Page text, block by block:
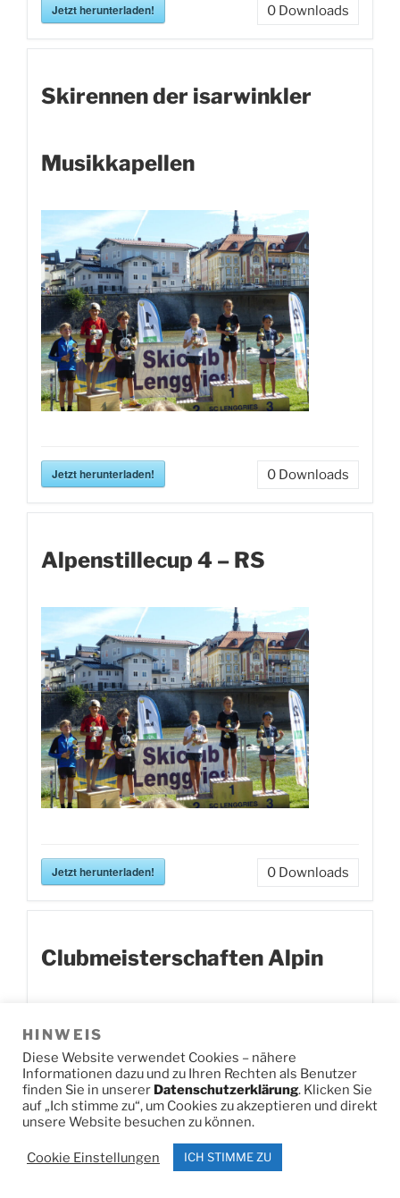
Jetzt herunterladen! 0 Downloads
Skirennen der isarwinkler
Musikkapellen
Jetzt herunterladen! 0 Downloads
Alpenstillecup 4 – RS
Jetzt herunterladen! 0 Downloads
Clubmeisterschaften Alpin
HINWEIS
Diese Website verwendet Cookies – nähere
Informationen dazu und zu Ihren Rechten als Benutzer
finden Sie in unsererDatenschutzerklärung. Klicken Sie
auf „Ich stimme zu“, um Cookies zu akzeptieren und direkt
unsere Website besuchen zu können.
Cookie Einstellungen ICH STIMME ZU